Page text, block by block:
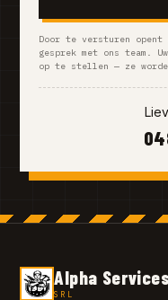
Door te versturen opent
gesprek met ons team.
op te stellen — ze
Alpha
SRL